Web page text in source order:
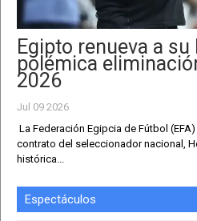
Egipto renueva a su
polémica
2026
Jul 09 2026
La Federación Egipcia de Fútbol
contrato del seleccionador nacional,
histórica...
Espectáculos